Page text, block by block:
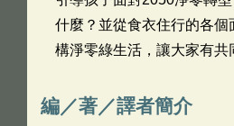
什麼？並從食衣住行的各個
構淨零綠生活，讓大家有共
編／著／譯者簡介